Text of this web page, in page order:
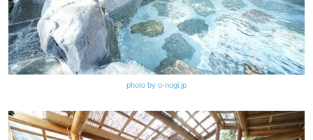
photo by o-nogi.jp